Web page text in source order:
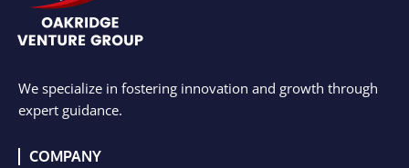
We specialize in fostering innovation and growth through
expert guidance.
COMPANY